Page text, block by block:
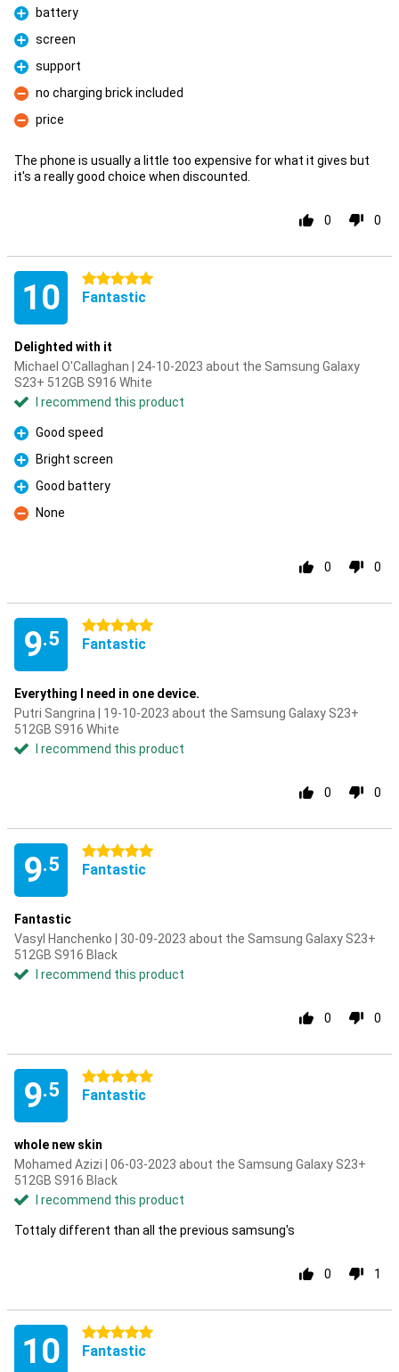
Pro
battery
Pro
screen
Pro
support
Con
no charging brick included
Con
price
The phone is usually a little too expensive for what it gives but
it's a really good choice when discounted.
0 0
10 5 stars
Fantastic
Delighted with it
Michael O'Callaghan | 24-10-2023 about the Samsung Galaxy
S23+ 512GB S916 White
I recommend this product
Pro
Good speed
Pro
Bright screen
Pro
Good battery
Con
None
0 0
9.5
5 stars
Fantastic
Everything I need in one device.
Putri Sangrina | 19-10-2023 about the Samsung Galaxy S23+
512GB S916 White
I recommend this product
0 0
9.5
5 stars
Fantastic
Fantastic
Vasyl Hanchenko | 30-09-2023 about the Samsung Galaxy S23+
512GB S916 Black
I recommend this product
0 0
9.5
5 stars
Fantastic
whole new skin
Mohamed Azizi | 06-03-2023 about the Samsung Galaxy S23+
512GB S916 Black
I recommend this product
Tottaly different than all the previous samsung's
0 1
10 5 stars
Fantastic